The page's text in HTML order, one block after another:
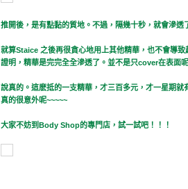
推開後，是有點黏的質地。不過，隔幾十秒，就會滲透
就算Staice 之後再很貪心地用上其他精華，也不會導致
證明，精華是完完全全滲透了。並不是只cover在表面
說真的。這麽抵的一支精華，才三百多元，才一星期就
真的很意外呢~~~~~
大家不妨到Body Shop的專門店，試一試吧！！！